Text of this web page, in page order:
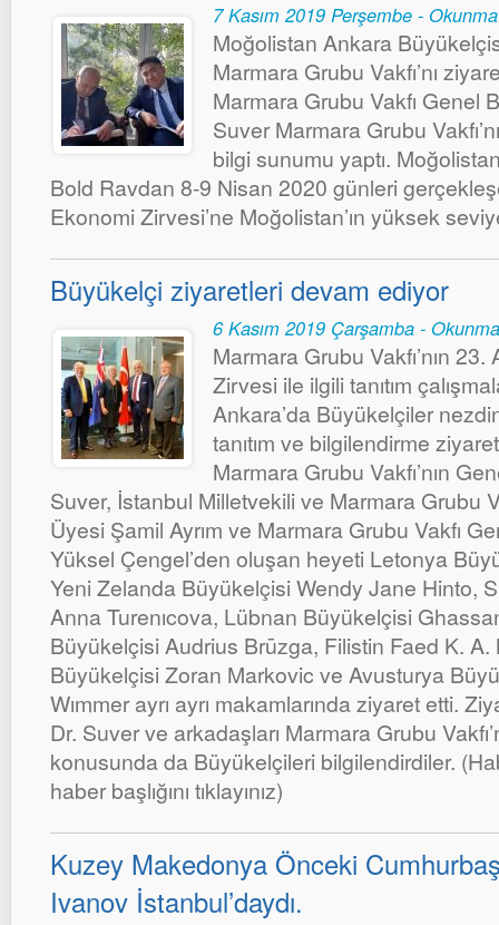
7 Kasım 2019 Perşembe -
Moğolistan Ankara
Marmara Grubu Vakfı’nı
Marmara Grubu Vakfı Genel
Suver Marmara Grubu
bilgi sunumu yaptı.
Bold Ravdan 8-9 Nisan 2020 günleri
Ekonomi Zirvesi’ne Moğolistan’ın yüksek
Büyükelçi ziyaretleri devam ediyor
6 Kasım 2019 Çarşamba -
Marmara Grubu Vakfı’nın
Zirvesi ile ilgili tanıtım
Ankara’da Büyükelçiler
tanıtım ve bilgilendirme
Marmara Grubu Vakfı’nın
Suver, İstanbul Milletvekili ve Marmara Grubu
Üyesi Şamil Ayrım ve Marmara Grubu Vakfı
Yüksel Çengel’den oluşan heyeti Letonya
Yeni Zelanda Büyükelçisi Wendy Jane Hinto,
Anna Turenıcova, Lübnan Büyükelçisi
Büyükelçisi Audrius Brūzga, Filistin Faed K. A.
Büyükelçisi Zoran Markovic ve Avusturya
Wımmer ayrı ayrı makamlarında ziyaret etti.
Dr. Suver ve arkadaşları Marmara Grubu
konusunda da Büyükelçileri bilgilendirdiler.
haber başlığını tıklayınız)
Kuzey Makedonya Önceki
Ivanov İstanbul’daydı.